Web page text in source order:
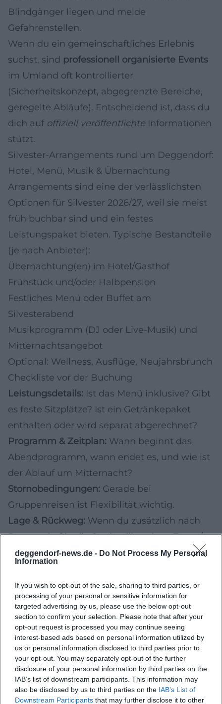
deggendorf-news.de - Do Not Process My Personal
Information
If you wish to opt-out of the sale, sharing to third parties, or
processing of your personal or sensitive information for
targeted advertising by us, please use the below opt-out
section to confirm your selection. Please note that after your
opt-out request is processed you may continue seeing
interest-based ads based on personal information utilized by
us or personal information disclosed to third parties prior to
your opt-out. You may separately opt-out of the further
disclosure of your personal information by third parties on the
IAB’s list of downstream participants. This information may
also be disclosed by us to third parties on the IAB’s List of
Downstream Participants that may further disclose it to other
Blindgänger liegen und melde
Gefahrenstellen.
Wenn du ein gemeinschaftliches Erlebnis
suchst, sind professionell organisierte Events
im Umland oft kontrollierter
(Sicherheitskonzept, abgegrenzte Bereiche,
geregelte Abläufe). Entscheidend ist, dass du
dich auf offiziell veröffentlichte Informationen
stützt.
Silvester-Arrangements rund um Deggendorf:
Hotel, Menü, Musik & Übernachtung
Arrangements sind eine der verlässlichsten
Optionen für Silvester 2026/27, weil sie meist
früh buchbar sind und ein festes
Leistungspaket bieten. Typische Bestandteile
(je nach Anbieter):
Übernachtung(en) im Hotel/Gasthof
Frühstück und/oder Halbpension
Festliches Menü oder Buffet am
Silvesterabend
Musikprogramm (DJ oder Live-Musik) und
Mitternachtsangebot
Optional: Wellness, Ausflüge, Neujahrsbrunch
Checkliste vor der Buchung
Leistungsdetails: Ist das Menü inklusive? Gibt
es feste Sitzplätze? Ist ein Getränkepaket
enthalten oder wird separat abgerechnet?
Programm & Zeitplan: Wann beginnt das
Abendprogramm, wann endet es, und wie ist
der Ablauf um Mitternacht?
Stornobedingungen: Gerade bei
Gruppenreisen ist Flexibilität wichtig.
Lage & Rückweg: Wenn du zusätzlich nach
Deggendorf in die Stadt willst, plane Taxen/
ÖPNV oder eine Unterkunft in fußläufiger
Für Paare und Gruppen kann ein
Arrangement im Raum Deggendorf
außerdem den Vorteil haben, dass du
entspannt ins neue Jahr startest– ohne
Heimfahrtstress in der Nacht.
Planung für Silvester 2026/27: Tickets, Timing,
Anreise
Wenn du dir für Deggendorf eine „runde“